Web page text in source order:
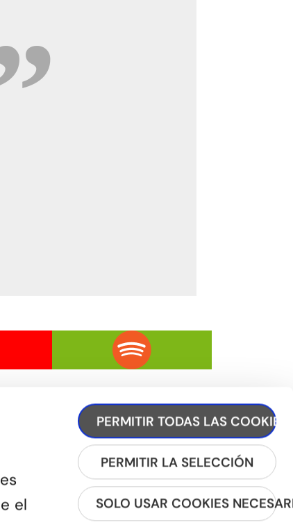
el
PERMITIR TODAS LAS COOKIES
PERMITIR LA SELECCIÓN
SOLO USAR COOKIES
REGÍSTRATE A LA NEWSLETTER